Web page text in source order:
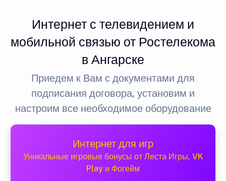
Интернет с телевидением и
мобильной связью от Ростелекома
в Ангарске
Приедем к Вам с документами для
подписания договора, установим и
настроим все необходимое оборудование
Интернет для игр
Уникальные игровые бонусы от Леста Игры, VK
Play и Фогейм